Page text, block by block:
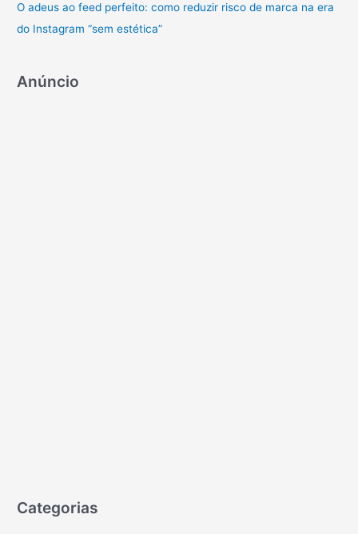
O adeus ao feed perfeito: como reduzir risco de marca na era
do Instagram “sem estética”
Anúncio
Categorias